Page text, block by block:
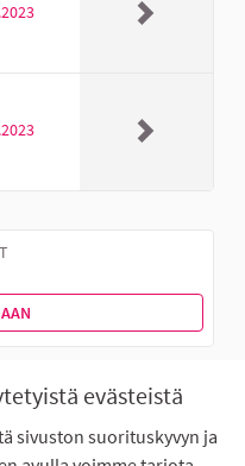
evästeistä
sivuston suorituskyvyn ja